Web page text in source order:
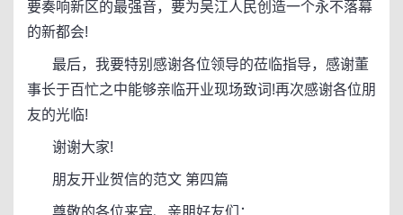
要奏响新区的最强音，要为吴江人民创造一个永不落幕
的新都会!
最后，我要特别感谢各位领导的莅临指导，感谢董
事长于百忙之中能够亲临开业现场致词!再次感谢各位朋
友的光临!
谢谢大家!
朋友开业贺信的范文 第四篇
尊敬的各位来宾、亲朋好友们：